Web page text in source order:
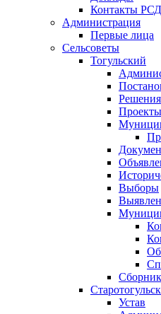
Контакты РСД
Администрация
Первые лица
Сельсоветы
Тогульский
Решения
Выборы
Устав